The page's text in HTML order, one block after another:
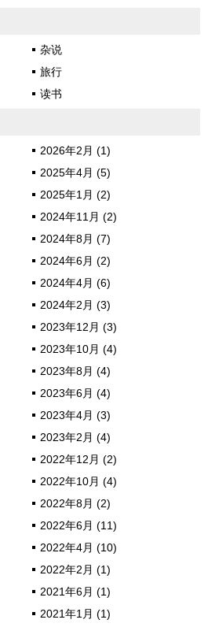
杂说
旅行
读书
2026年2月 (1)
2025年4月 (5)
2025年1月 (2)
2024年11月 (2)
2024年8月 (7)
2024年6月 (2)
2024年4月 (6)
2024年2月 (3)
2023年12月 (3)
2023年10月 (4)
2023年8月 (4)
2023年6月 (4)
2023年4月 (3)
2023年2月 (4)
2022年12月 (2)
2022年10月 (4)
2022年8月 (2)
2022年6月 (11)
2022年4月 (10)
2022年2月 (1)
2021年6月 (1)
2021年1月 (1)